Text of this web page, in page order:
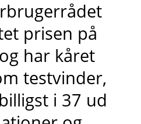
prisen på
har kåret
testvinder,
i 37 ud